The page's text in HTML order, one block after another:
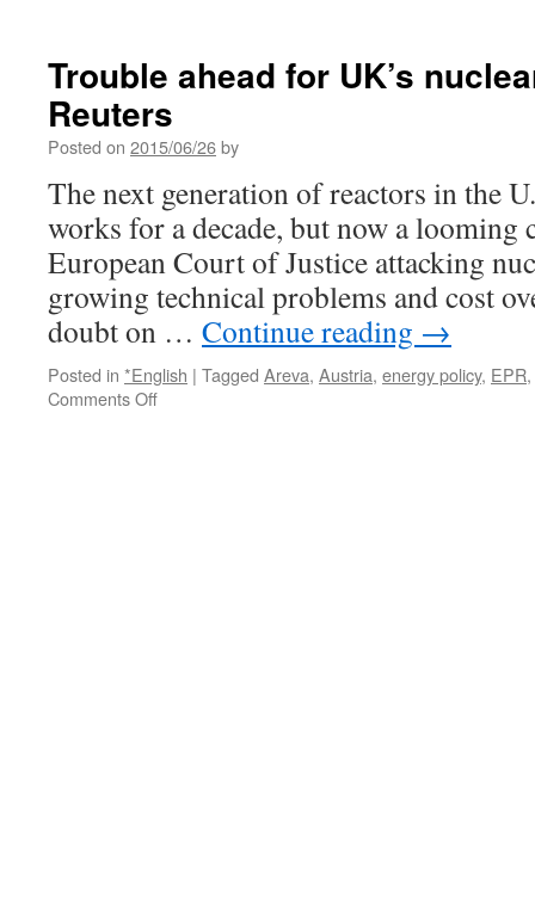
Trouble ahead for UK’s
Reuters
Posted on 2015/06/26by
The next generation of reactors in the
works for a decade, but now a looming
European Court of Justice attacking
growing technical problems and cost
doubt on … Continue reading →
Posted in *English | Tagged Areva, Austria, energy policy, EPR,
Comments Offon